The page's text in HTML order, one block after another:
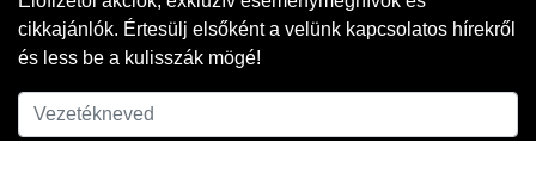
cikkajánlók. Értesülj elsőként a velünk kapcsolatos hírekről
és less be a kulisszák mögé!